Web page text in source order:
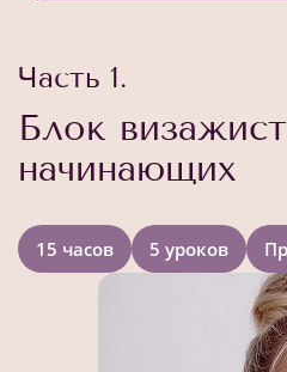
Часть 1.
Блок
начинающих
15 часов 5 уроков